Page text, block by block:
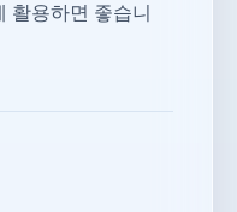
활용하면 좋습니